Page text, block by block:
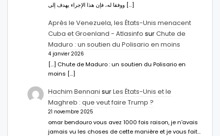
ووفقا له، فإن هذا الإجراء يهدف إلى […]
Après le Venezuela, les États-Unis menacent
Cuba et Groenland - Atlasinfo surChute de
Maduro : un soutien du Polisario en moins
4 janvier 2026
[…] Chute de Maduro : un soutien du Polisario en
moins […]
Hachim Bennani surLes États-Unis et le
Maghreb : que veut faire Trump ?
21 novembre 2025
omar bendouro vous avez 1000 fois raison, je n'avais
jamais vu les choses de cette manière et je vous fait…